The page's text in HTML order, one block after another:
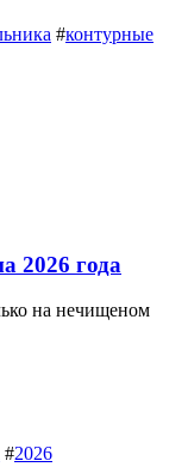
#контурные
2026 года
на нечищеном
#2026